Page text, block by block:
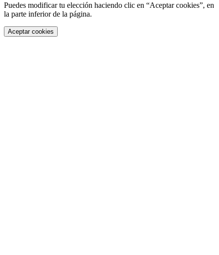
Puedes modificar tu elección haciendo clic en “Aceptar cookies”, en
la parte inferior de la página.
Aceptar cookies